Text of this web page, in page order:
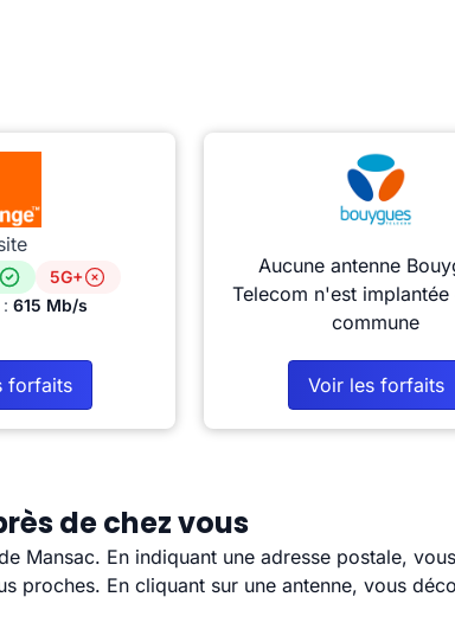
5G+
615 Mb/s
forfaits
Aucune antenne
Telecom n'est implantée
commune
Voir les forfaits
de chez vous
Mansac. En indiquant une adresse postale,
proches. En cliquant sur une antenne, vous